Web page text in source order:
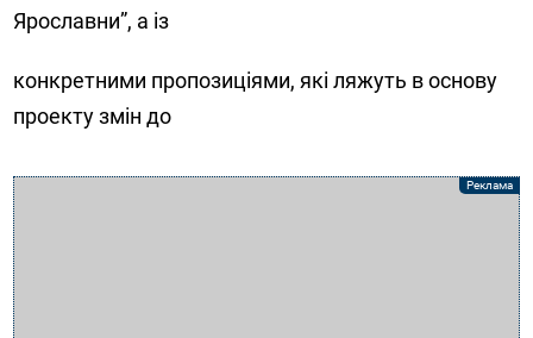
Ярославни”, а із
конкретними пропозиціями, які ляжуть в основу
проекту змін до